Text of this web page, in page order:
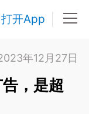
打开App
年12月27日
，是超